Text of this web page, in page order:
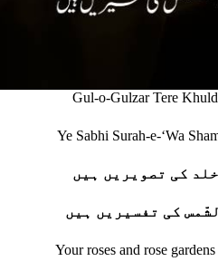
Gul-o-Gulzar Tere
Ye Sabhi Surah-e-‘Wa
کی تصویریں ہیں
کی تفسیریں ہیں
Your roses and rose